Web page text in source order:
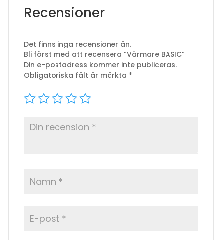
Recensioner
Det finns inga recensioner än.
Bli först med att recensera ”Värmare BASIC”
Din e-postadress kommer inte publiceras.
Obligatoriska fält är märkta *